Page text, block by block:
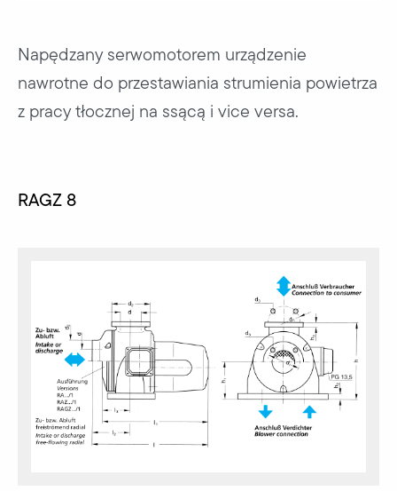
Napędzany serwomotorem urządzenie
nawrotne do przestawiania strumienia powietrza
z pracy tłocznej na ssącą i vice versa.
RAGZ 8